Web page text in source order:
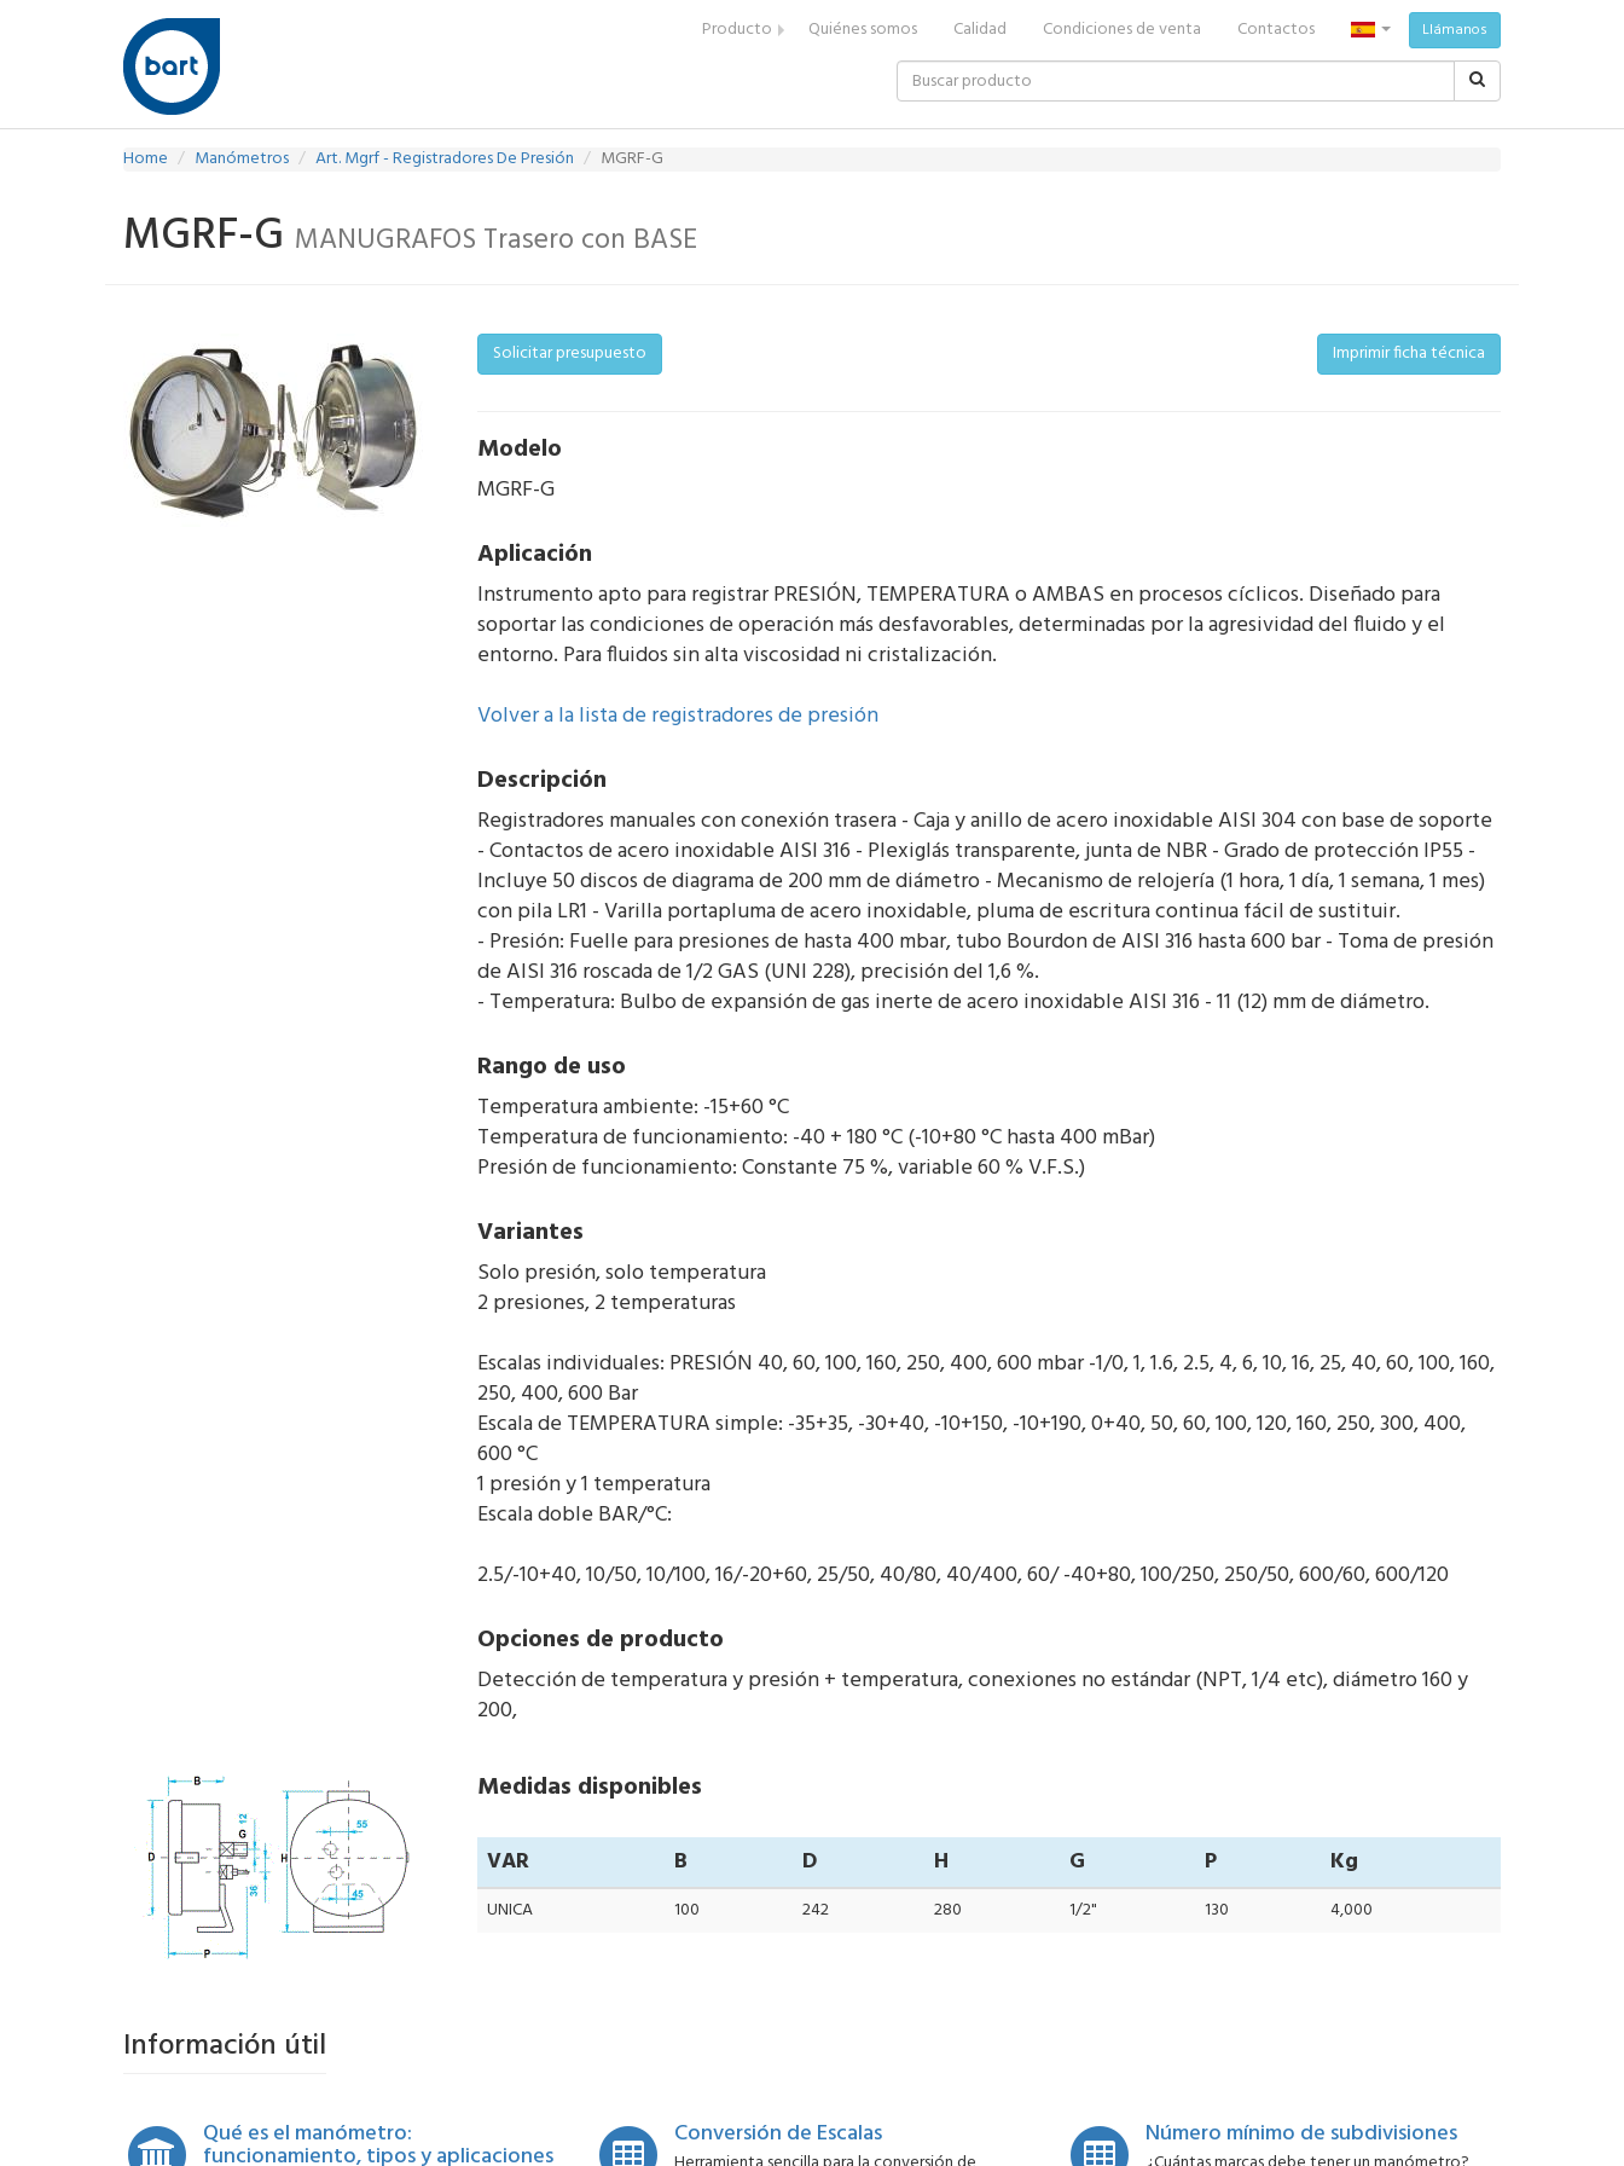
Producto Quiénes somos Calidad Condiciones de venta Contactos Llámanos
Home Manómetros Art. Mgrf - Registradores De Presión MGRF-G
MGRF-G MANUGRAFOS Trasero con BASE
Solicitar presupuesto Imprimir ficha técnica
Modelo
MGRF-G
Aplicación
Instrumento apto para registrar PRESIÓN, TEMPERATURA o AMBAS en procesos cíclicos. Diseñado para
soportar las condiciones de operación más desfavorables, determinadas por la agresividad del fluido y el
entorno. Para fluidos sin alta viscosidad ni cristalización.
Volver a la lista de registradores de presión
Descripción
Registradores manuales con conexión trasera - Caja y anillo de acero inoxidable AISI 304 con base de soporte
- Contactos de acero inoxidable AISI 316 - Plexiglás transparente, junta de NBR - Grado de protección IP55 -
Incluye 50 discos de diagrama de 200 mm de diámetro - Mecanismo de relojería (1 hora, 1 día, 1 semana, 1 mes)
con pila LR1 - Varilla portapluma de acero inoxidable, pluma de escritura continua fácil de sustituir.
- Presión: Fuelle para presiones de hasta 400 mbar, tubo Bourdon de AISI 316 hasta 600 bar - Toma de presión
de AISI 316 roscada de 1/2 GAS (UNI 228), precisión del 1,6 %.
- Temperatura: Bulbo de expansión de gas inerte de acero inoxidable AISI 316 - 11 (12) mm de diámetro.
Rango de uso
Temperatura ambiente: -15+60 °C
Temperatura de funcionamiento: -40 + 180 °C (-10+80 °C hasta 400 mBar)
Presión de funcionamiento: Constante 75 %, variable 60 % V.F.S.)
Variantes
Solo presión, solo temperatura
2 presiones, 2 temperaturas
Escalas individuales: PRESIÓN 40, 60, 100, 160, 250, 400, 600 mbar -1/0, 1, 1.6, 2.5, 4, 6, 10, 16, 25, 40, 60, 100, 160,
250, 400, 600 Bar
Escala de TEMPERATURA simple: -35+35, -30+40, -10+150, -10+190, 0+40, 50, 60, 100, 120, 160, 250, 300, 400,
600 °C
1 presión y 1 temperatura
Escala doble BAR/°C:
2.5/-10+40, 10/50, 10/100, 16/-20+60, 25/50, 40/80, 40/400, 60/ -40+80, 100/250, 250/50, 600/60, 600/120
Opciones de producto
Detección de temperatura y presión + temperatura, conexiones no estándar (NPT, 1/4 etc), diámetro 160 y
200,
Medidas disponibles
VAR B D H G P Kg
UNICA 100 242 280 1/2" 130 4,000
Información útil
Qué es el manómetro:
funcionamiento, tipos y aplicaciones
Conversión de Escalas Número mínimo de subdivisiones